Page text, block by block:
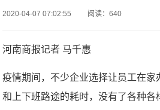
2020-04-07 07:02:55 阅读：640
河南商报记者 马千惠
疫情期间，不少企业选择让员工在家
和上下班路途的耗时，没有了各种各